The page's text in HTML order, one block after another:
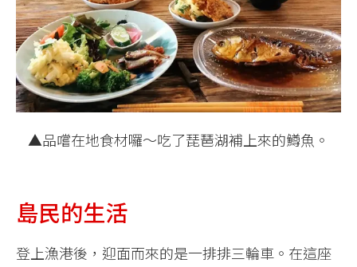
▲品嚐在地食材囉～吃了琵琶湖補上來的鱒魚。
島民的生活
登上漁港後，迎面而來的是一排排三輪車。在這座